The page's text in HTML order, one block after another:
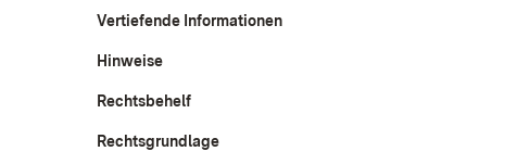
Vertiefende Informationen
Hinweise
Rechtsbehelf
Rechtsgrundlage